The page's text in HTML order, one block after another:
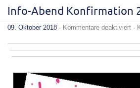
Info-Abend Konfirmation
09. Oktober 2018 · Kommentare deaktiviertfür
·